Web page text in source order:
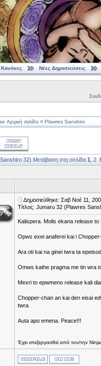
Κανόνες Νέες Δημοσιεύσεις
Αρχική σελίδα» Plawres Sanshiro
32) Μετάβαση στη σελίδα 1, 2
Δημοσιεύθηκε: Σαβ Νοέ 11,
Τίτλος: Jumaru 32 (Plawres
Kalispera. Molis ekana release to
Opws exei anaferei kai i
Ara oti kai na ginei twra ta
Omws kathe pragma me tin wra
Mexri to epwmeno release kali
Chopper-chan an kai den eisai
twra.
Auta apo emena. Peace!!!
Έχει επεξεργασθεί από τον/την